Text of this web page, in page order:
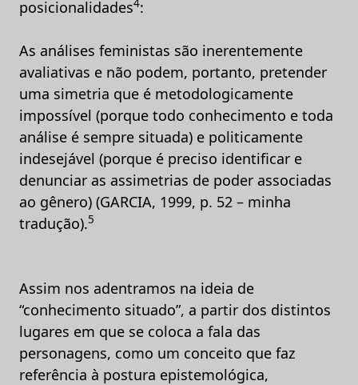
posicionalidades4:
As análises feministas são inerentemente
avaliativas e não podem, portanto, pretender
uma simetria que é metodologicamente
impossível (porque todo conhecimento e toda
análise é sempre situada) e politicamente
indesejável (porque é preciso identificar e
denunciar as assimetrias de poder associadas
ao gênero) (GARCIA, 1999, p. 52 – minha
tradução).5
Assim nos adentramos na ideia de
“conhecimento situado”, a partir dos distintos
lugares em que se coloca a fala das
personagens, como um conceito que faz
referência à postura epistemológica,